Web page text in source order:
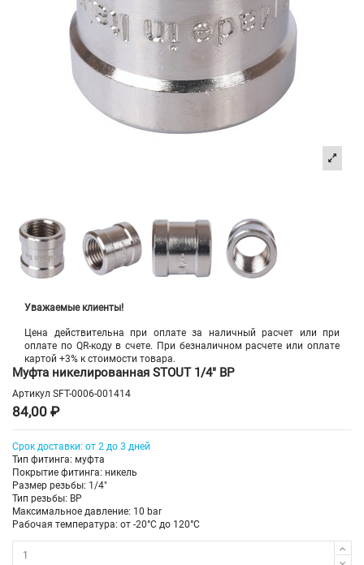
Уважаемые клиенты!
Цена действительна при оплате за наличный расчет или при
оплате по QR-коду в счете. При безналичном расчете или оплате
картой +3% к стоимости товара.
Муфта никелированная STOUT 1/4" ВР
Артикул SFT-0006-001414
84,00 ₽
Срок доставки: от 2 до 3 дней
Тип фитинга: муфта
Покрытие фитинга: никель
Размер резьбы: 1/4"
Тип резьбы: ВР
Максимальное давление: 10 bar
Рабочая температура: от -20°C до 120°C